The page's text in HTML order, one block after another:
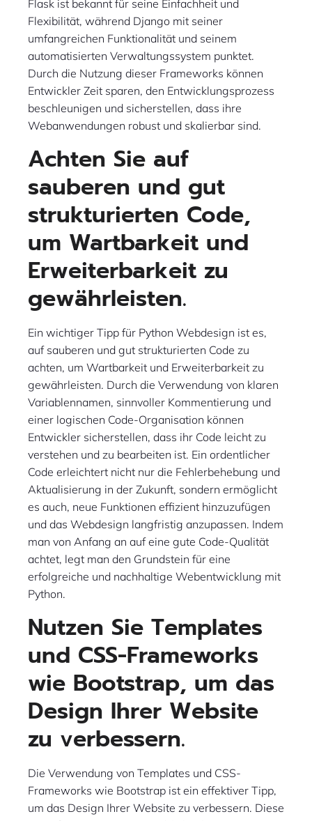
Flask ist bekannt für seine Einfachheit und
Flexibilität, während Django mit seiner
umfangreichen Funktionalität und seinem
automatisierten Verwaltungssystem punktet.
Durch die Nutzung dieser Frameworks können
Entwickler Zeit sparen, den Entwicklungsprozess
beschleunigen und sicherstellen, dass ihre
Webanwendungen robust und skalierbar sind.
Achten Sie auf
sauberen und gut
strukturierten Code,
um Wartbarkeit und
Erweiterbarkeit zu
gewährleisten.
Ein wichtiger Tipp für Python Webdesign ist es,
auf sauberen und gut strukturierten Code zu
achten, um Wartbarkeit und Erweiterbarkeit zu
gewährleisten. Durch die Verwendung von klaren
Variablennamen, sinnvoller Kommentierung und
einer logischen Code-Organisation können
Entwickler sicherstellen, dass ihr Code leicht zu
verstehen und zu bearbeiten ist. Ein ordentlicher
Code erleichtert nicht nur die Fehlerbehebung und
Aktualisierung in der Zukunft, sondern ermöglicht
es auch, neue Funktionen effizient hinzuzufügen
und das Webdesign langfristig anzupassen. Indem
man von Anfang an auf eine gute Code-Qualität
achtet, legt man den Grundstein für eine
erfolgreiche und nachhaltige Webentwicklung mit
Python.
Nutzen Sie Templates
und CSS-Frameworks
wie Bootstrap, um das
Design Ihrer Website
zu verbessern.
Die Verwendung von Templates und CSS-
Frameworks wie Bootstrap ist ein effektiver Tipp,
um das Design Ihrer Website zu verbessern. Diese